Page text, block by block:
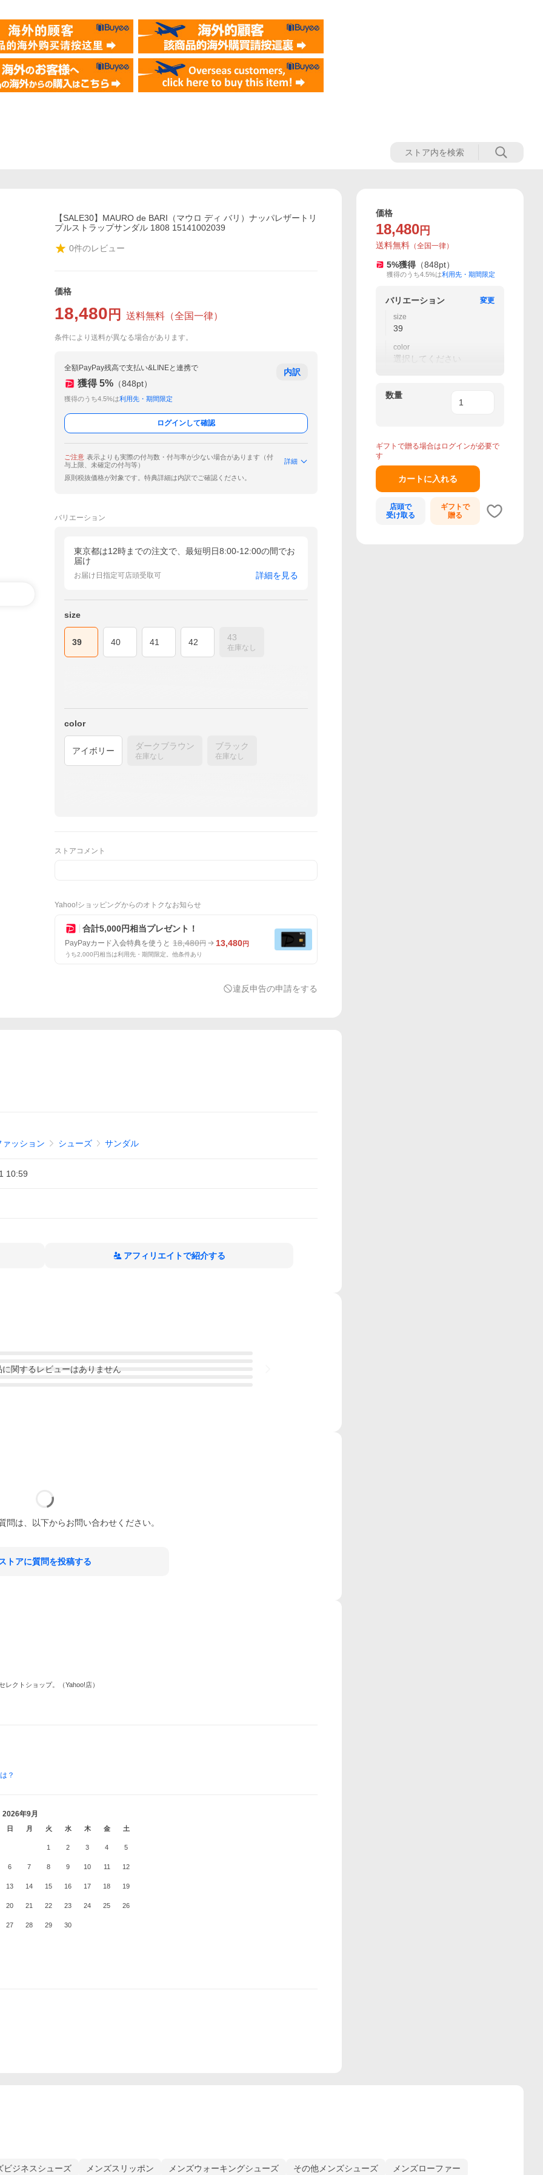
【SALE30】MAURO de BARI（マウロ ディ バリ）ナッパレザートリ
プルストラップサンダル 1808 15141002039
0件のレビュー
価格
18,480 円 送料無料 （全国一律）
条件により送料が異なる場合があります。
全額PayPay残高で支払い&LINEと連携で
獲得 5% （848pt）
獲得のうち4.5%は利用先・期間限定
内訳
ログインして確認
ご注意 表示よりも実際の付与数・付与率が少ない場合があります（付
与上限、未確定の付与等）
詳細
原則税抜価格が対象です。特典詳細は内訳でご確認ください。
バリエーション
東京都は12時までの注文で、最短明日8:00-12:00の間でお
届け
お届け日指定可店頭受取可 詳細を見る
size
39 40 41 42 43
在庫なし
color
アイボリー ダークブラウン
在庫なし
ブラック
在庫なし
ストアコメント
Yahoo!ショッピングからのオトクなお知らせ
合計5,000円相当プレゼント！
PayPayカード入会特典を使うと 18,480円 13,480円
うち2,000円相当は利用先・期間限定。他条件あり
違反申告の申請をする
ッション シューズ サンダル
10:59
アフィリエイトで紹介する
に関するレビューはありません
問は、以下からお問い合わせください。
トアに質問を投稿する
クトショップ。（Yahoo!店）
？
2026年9月
日 月 火 水 木 金 土
1 2 3 4 5
6 7 8 9 10 11 12
13 14 15 16 17 18 19
20 21 22 23 24 25 26
27 28 29 30
価格
18,480 円
送料無料 （全国一律）
5%獲得 （848pt）
獲得のうち4.5%は利用先・期間限定
バリエーション
変更
size
39
color
選択してください
数量
ギフトで贈る場合はログインが必要で
す
カートに入れる
店頭で
受け取る
ギフトで
贈る
ビジネスシューズ メンズスリッポン メンズウォーキングシューズ その他メンズシューズ メンズローファー